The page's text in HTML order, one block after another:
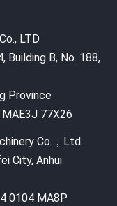
LTD
Building B, No. 188,
Province
77X26
Co.，Ltd.
City, Anhui
0104 MA8P